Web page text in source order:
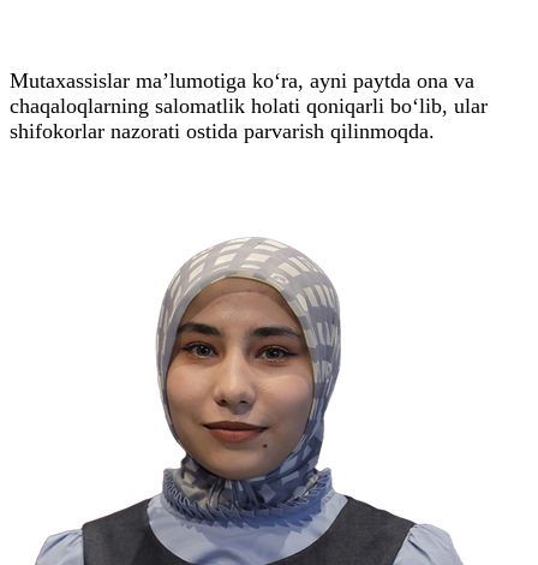
Mutaxassislar ma’lumotiga ko‘ra, ayni paytda ona va
chaqaloqlarning salomatlik holati qoniqarli bo‘lib, ular
shifokorlar nazorati ostida parvarish qilinmoqda.